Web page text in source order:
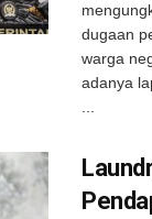
dugaan
warga
adanya